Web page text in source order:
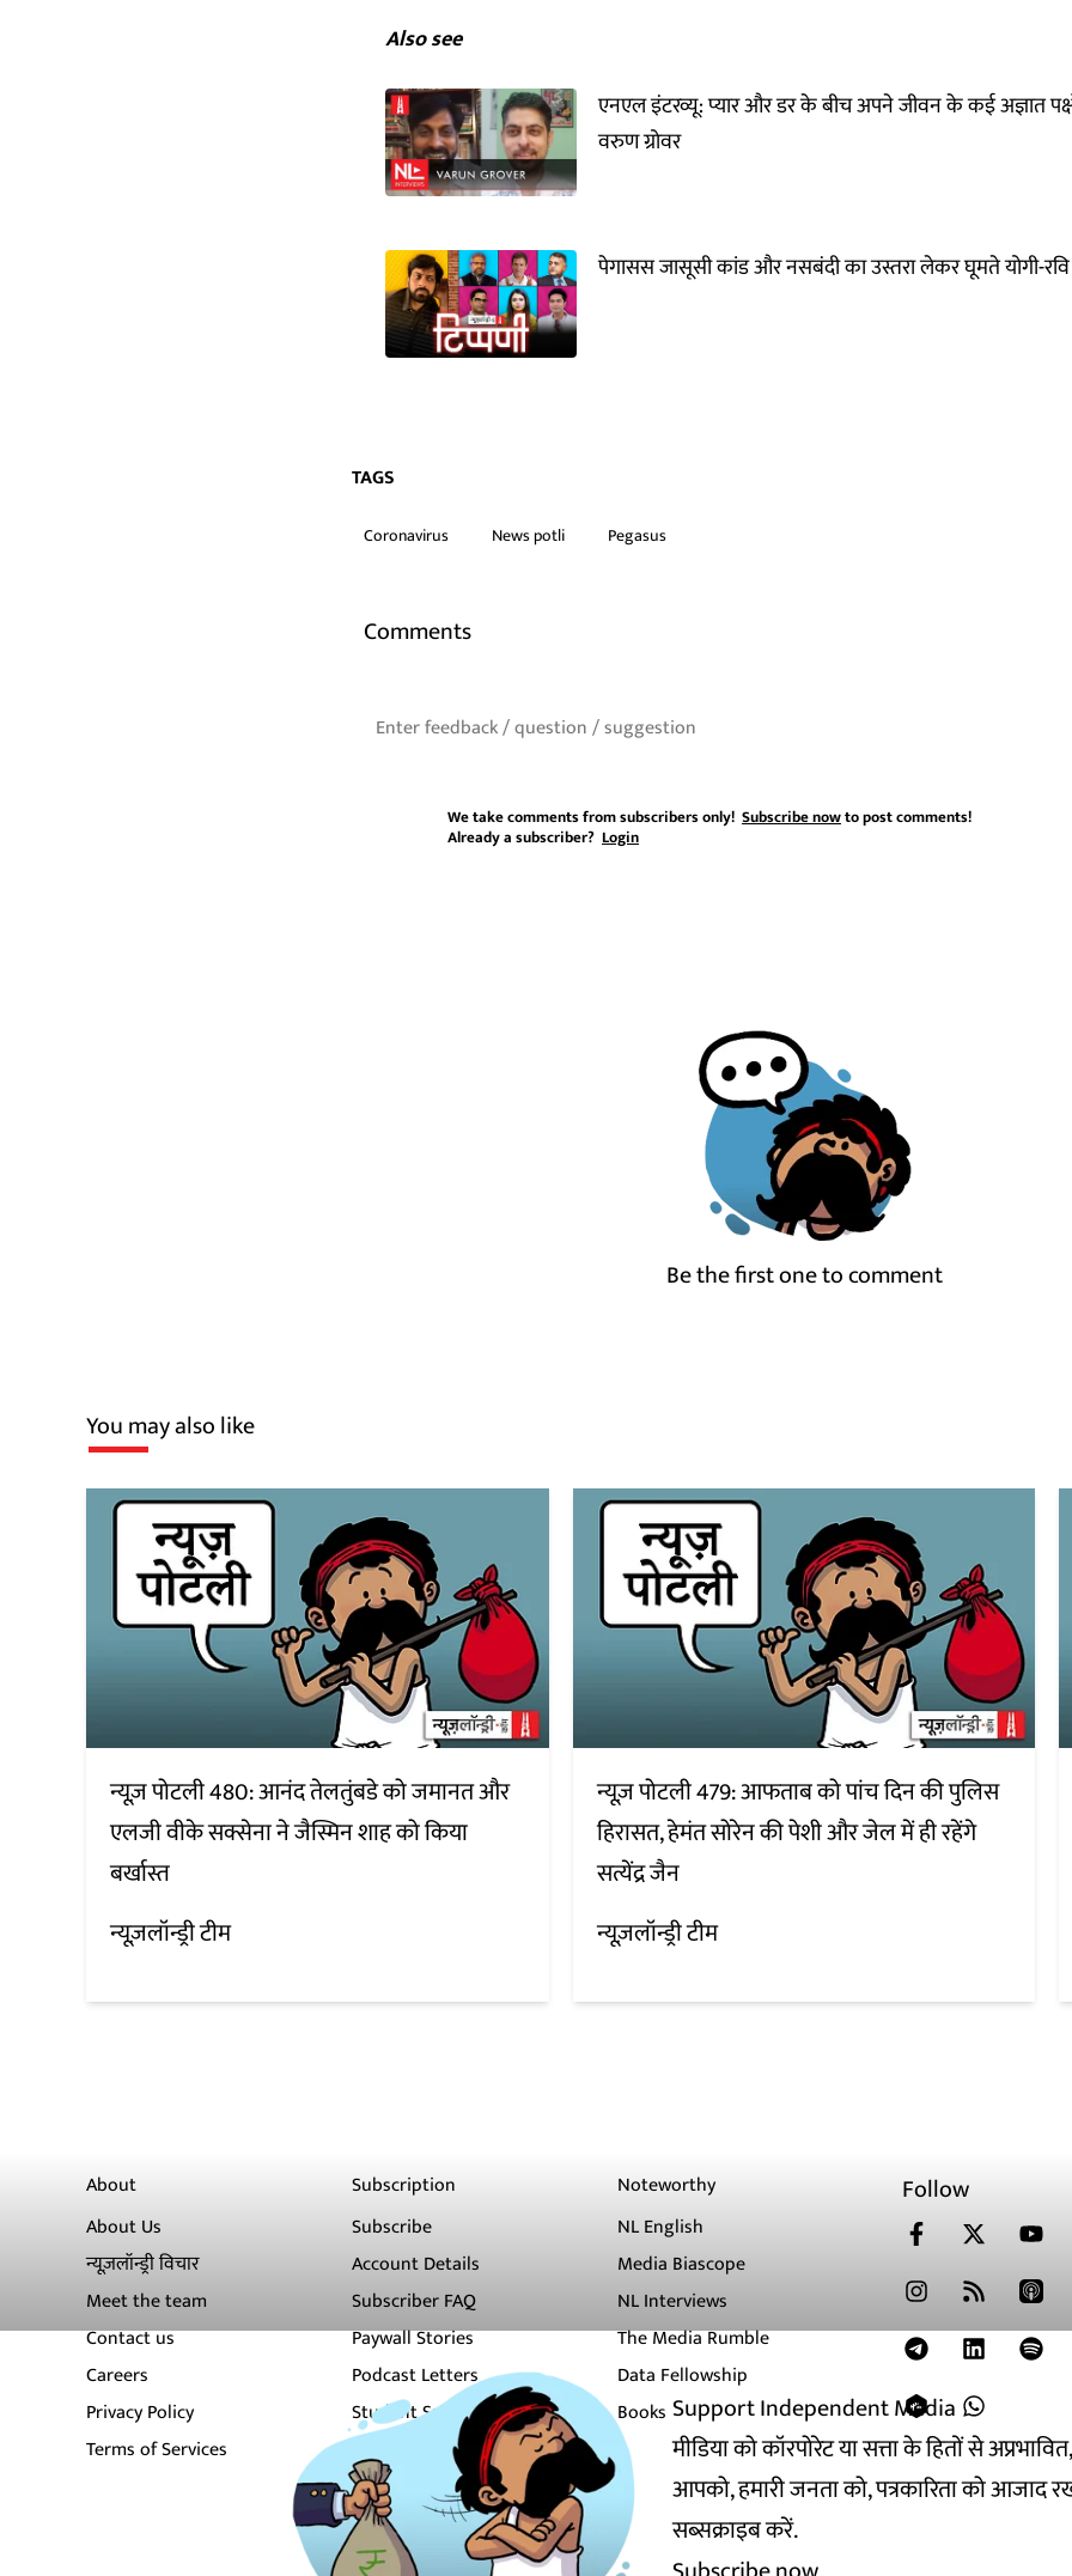
Support Independent Media
मीडिया को कॉरपोरेट या सत्ता के हितों से
आपको, हमारी जनता को, पत्रकारिता को
सब्सक्राइब करें.
Also see
एनएल इंटरव्यू: प्यार और डर के बीच अपने जीवन के कई अज्ञात
वरुण ग्रोवर
पेगासस जासूसी कांड और नसबंदी का उस्तरा लेकर घूमते योगी-रवि
TAGS
Coronavirus News potli Pegasus
Comments
We take comments from subscribers only! Subscribe nowto post comments!
Already a subscriber? Login
Be the first one to comment
You may also like
न्यूज़ पोटली 480: आनंद तेलतुंबडे को जमानत और
एलजी वीके सक्सेना ने जैस्मिन शाह को किया
बर्खास्त
न्यूज़लॉन्ड्री टीम
न्यूज़ पोटली 479: आफताब को पांच दिन की पुलिस
हिरासत, हेमंत सोरेन की पेशी और जेल में ही रहेंगे
सत्येंद्र जैन
न्यूज़लॉन्ड्री टीम
About
About Us
न्यूज़लॉन्ड्री विचार
Meet the team
Contact us
Careers
Privacy Policy
Terms of Services
Subscription
Subscribe
Account Details
Subscriber FAQ
Paywall Stories
Podcast Letters
Student Subscription
Newsletters
Noteworthy
NL English
Media Biascope
NL Interviews
The Media Rumble
Data Fellowship
Books
Follow